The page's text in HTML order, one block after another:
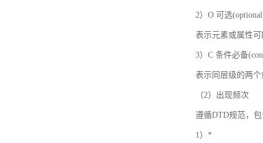
2）O 可选
表示元素或属性
3）C 条件必备
表示同层级的两
（2）出现频次
遵循DTD规范，
1）*